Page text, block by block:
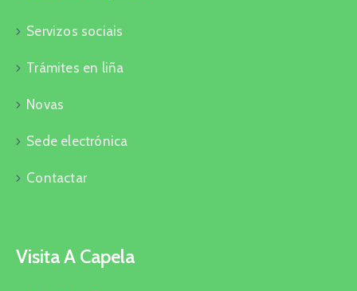
Servizos sociais
Trámites en liña
Novas
Sede electrónica
Contactar
Visita A Capela